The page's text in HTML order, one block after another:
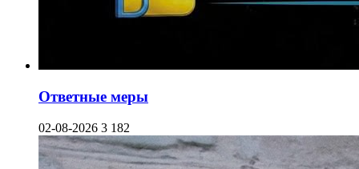
Ответные меры
02-08-2026 3 182